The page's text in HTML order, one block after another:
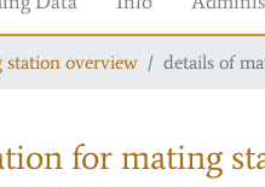
station overview details of
for mating